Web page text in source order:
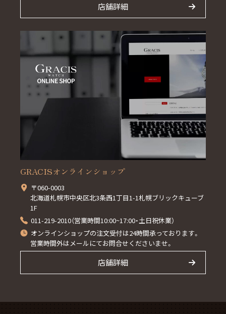
店舗詳細
GRACISオンラインショップ
〒060-0003
北海道札幌市中央区北3条西1丁目1-1札幌ブリックキューブ
1F
011-219-2010（営業時間10:00~17:00・土日祝休業）
オンラインショップの注文受付は24時間承っております。
営業時間外はメールにてお問合せくださいませ。
店舗詳細